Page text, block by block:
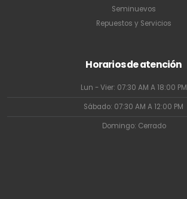
Seminuevos
Repuestos y Servicios
Horarios de atención
Lun - Vier: 07:30 AM A 18:00 PM
Sábado: 07:30 AM A 12:00 PM
Domingo: Cerrado